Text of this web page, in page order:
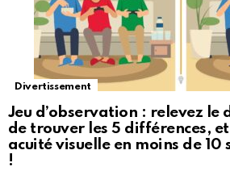
Divertissement
Jeu d’observation : relevez le
de trouver les 5 différences,
acuité visuelle en moins de 10
!